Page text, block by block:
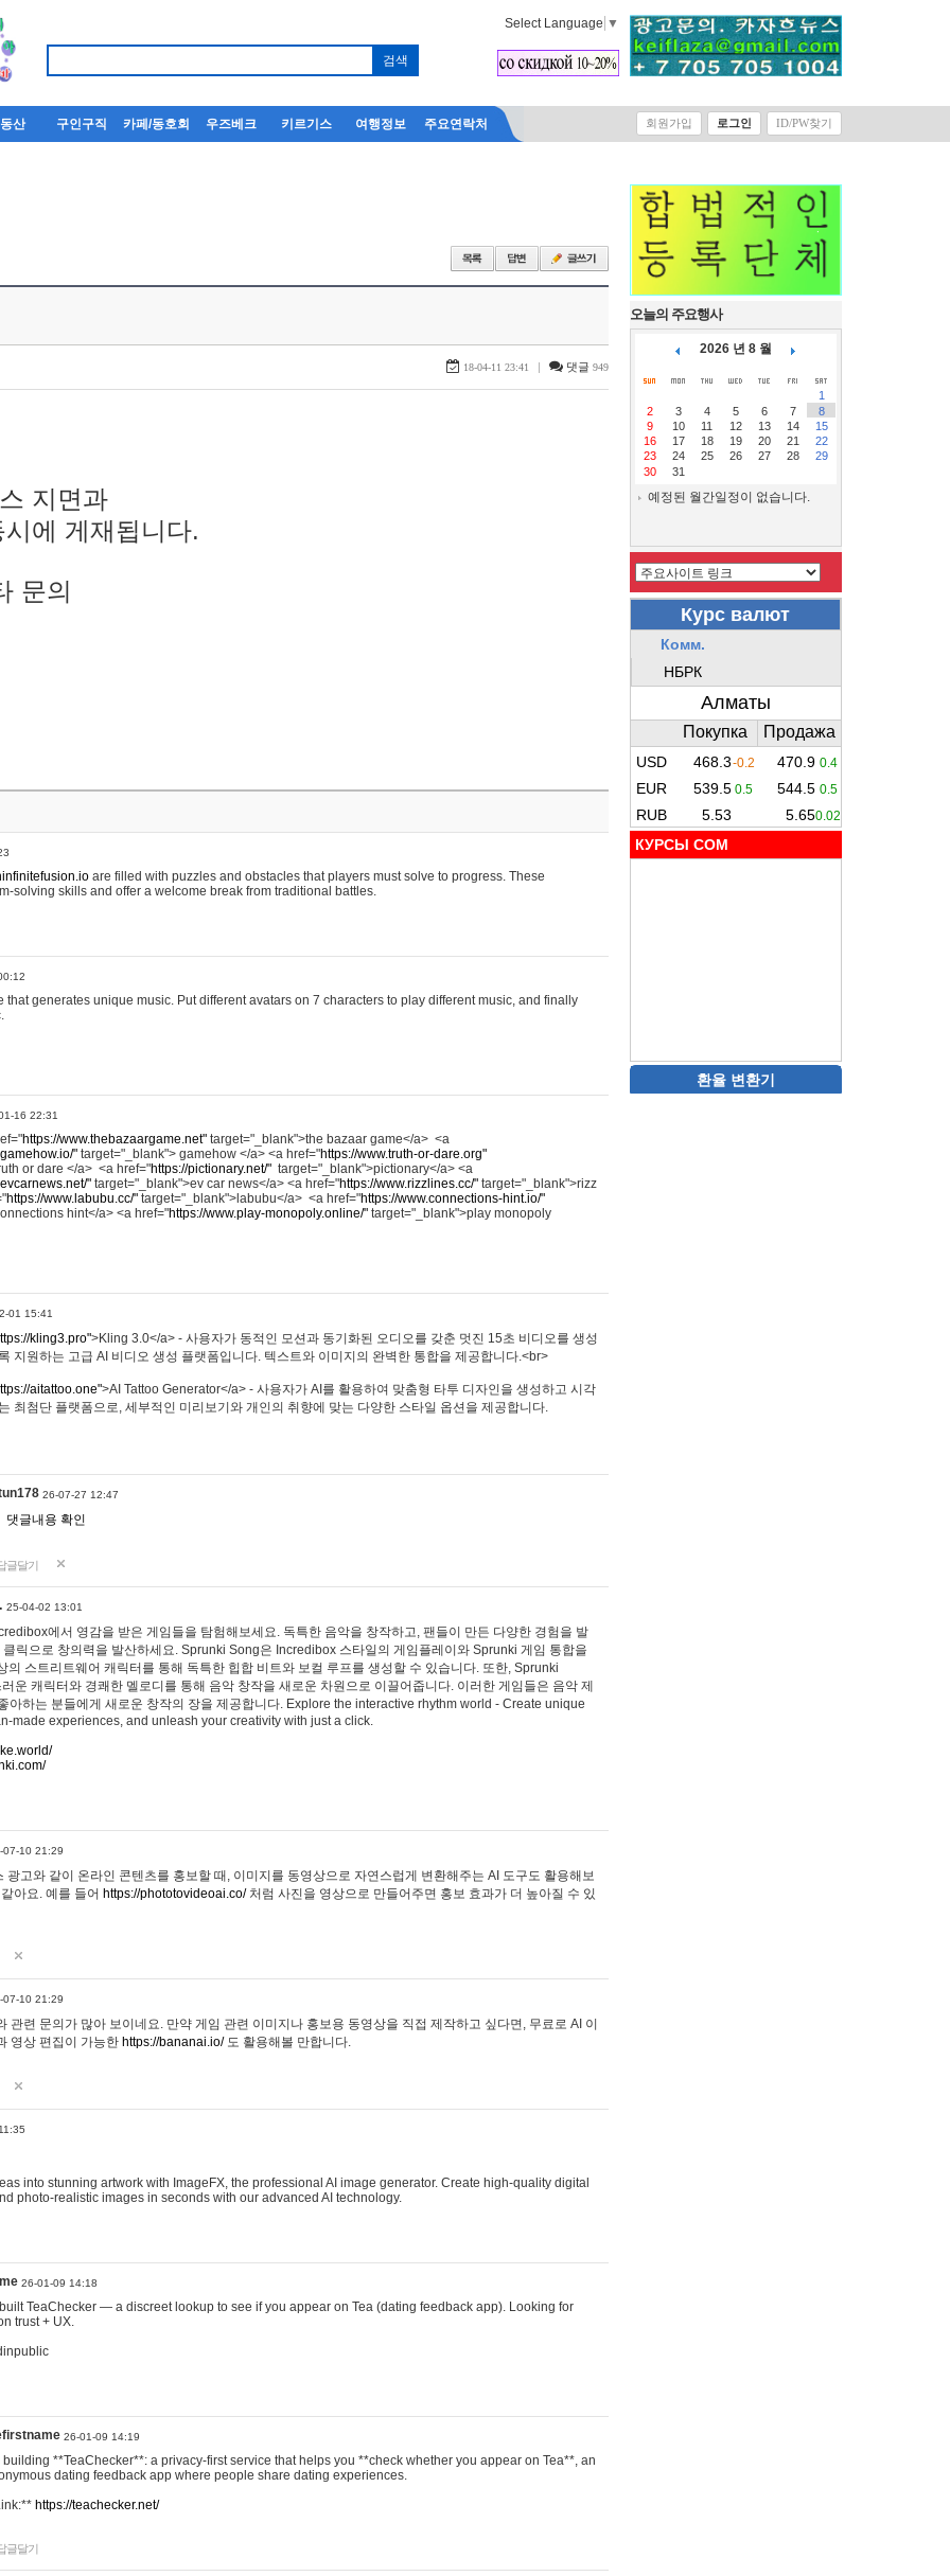
Select Language ▼
산 구인구직 카페/동호회 우즈베크 키르기스 여행정보 주요연락처 회원가입 로그인 ID/PW찾기
18-04-11 23:41 | 댓글 949
지면과
에 게재됩니다.
문의
are filled with puzzles and obstacles that players must solve to progress. These
solving skills and offer a welcome break from traditional battles.
that generates unique music. Put different avatars on 7 characters to play different music, and finally
16 22:31
https://www.thebazaargame.net" target="_blank">the bazaar game</a> <a
" target="_blank"> gamehow </a> <a href="https://www.truth-or-dare.org"
or dare </a> <a href="https://pictionary.net/" target="_blank">pictionary</a> <a
" target="_blank">ev car news</a> <a href="https://www.rizzlines.cc/" target="_blank">rizz
https://www.labubu.cc/" target="_blank">labubu</a> <a href="https://www.connections-hint.io/"
hint</a> <a href="https://www.play-monopoly.online/" target="_blank">play monopoly
01 15:41
kling3.pro">Kling 3.0</a> - 사용자가 동적인 모션과 동기화된 오디오를 갖춘 멋진 15초 비디오를 생성
지원하는 고급 AI 비디오 생성 플랫폼입니다. 텍스트와 이미지의 완벽한 통합을 제공합니다.<br>
aitattoo.one">AI Tattoo Generator</a> - 사용자가 AI를 활용하여 맞춤형 타투 디자인을 생성하고 시각
최첨단 플랫폼으로, 세부적인 미리보기와 개인의 취향에 맞는 다양한 스타일 옵션을 제공합니다.
26-07-27 12:47
댓글내용 확인
글달기
25-04-02 13:01
에서 영감을 받은 게임들을 탐험해보세요. 독특한 음악을 창작하고, 팬들이 만든 다양한 경험을 발
클릭으로 창의력을 발산하세요. Sprunki Song은 Incredibox 스타일의 게임플레이와 Sprunki 게임 통합을
의 스트리트웨어 캐릭터를 통해 독특한 힙합 비트와 보컬 루프를 생성할 수 있습니다. 또한, Sprunki
운 캐릭터와 경쾌한 멜로디를 통해 음악 창작을 새로운 차원으로 이끌어줍니다. 이러한 게임들은 음악 제
아하는 분들에게 새로운 창작의 장을 제공합니다. Explore the interactive rhythm world - Create unique
made experiences, and unleash your creativity with just a click.
07-10 21:29
광고와 같이 온라인 콘텐츠를 홍보할 때, 이미지를 동영상으로 자연스럽게 변환해주는 AI 도구도 활용해보
아요. 예를 들어 https://phototovideoai.co/처럼 사진을 영상으로 만들어주면 홍보 효과가 더 높아질 수 있
07-10 21:29
관련 문의가 많아 보이네요. 만약 게임 관련 이미지나 홍보용 동영상을 직접 제작하고 싶다면, 무료로 AI 이
영상 편집이 가능한 https://bananai.io/도 활용해볼 만합니다.
into stunning artwork with ImageFX, the professional AI image generator. Create high-quality digital
photo-realistic images in seconds with our advanced AI technology.
26-01-09 14:18
TeaChecker — a discreet lookup to see if you appear on Tea (dating feedback app). Looking for
trust + UX.
26-01-09 14:19
building **TeaChecker**: a privacy-first service that helps you **check whether you appear on Tea**, an
dating feedback app where people share dating experiences.
https://teachecker.net/
글달기
오늘의 주요행사
2026 년 8 월
1
2
3 4 5 6 7
8
9
10 11 12 13 14
15
16
17 18 19 20 21
22
23
24 25 26 27 28
29
30
31
예정된 월간일정이 없습니다.
КУРСЫ COM
환율 변환기